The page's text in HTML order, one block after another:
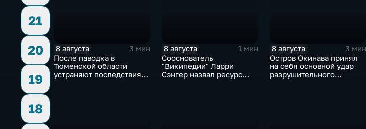
21
20
19
18
8 августа
3 мин
После паводка в
Тюменской области
устраняют последствия
8 августа
1 мин
Сооснователь
"Википедии" Ларри
Сэнгер назвал ресурс
8 августа
3 мин
Остров Окинава принял
на себя основной удар
разрушительного